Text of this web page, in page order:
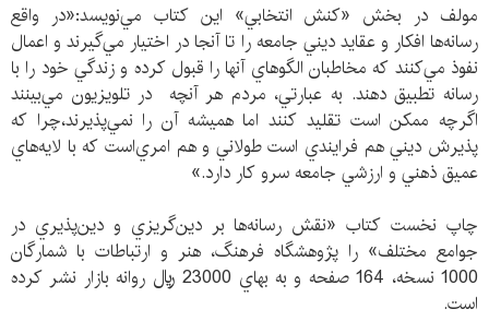
مولف در بخش «كنش انتخابي» اين كتاب مي‌‌نويسد:«در واقع
رسانه‌ها افكار و عقايد ديني جامعه را تا آنجا در اختيار مي‌گيرند و اعمال
نفوذ مي‌كنند كه مخاطبان الگو‌هاي آنها را قبول كرده و زندگي خود را با
رسانه ‌تطبيق دهند. به عبارتي، مردم هر آنچه در تلويزيون مي‌بينند
اگرچه ممكن است تقليد كنند اما هميشه آن را نمي‌پذيرند،چرا كه
پذيرش ديني هم فرايندي است طولاني و هم امري‌است كه با لايه‌هاي
عميق ذهني و ارزشي جامعه سرو كار دارد.»
چاپ نخست كتاب «نقش رسانه‌ها بر دين‌گريزي و دين‌پذيري در
جوامع مختلف» را پژوهشگاه فرهنگ، هنر و ارتباطات با شمارگان
1000 نسخه، 164 صفحه و به بهاي 23000 ريال روانه بازار نشر كرده
است.